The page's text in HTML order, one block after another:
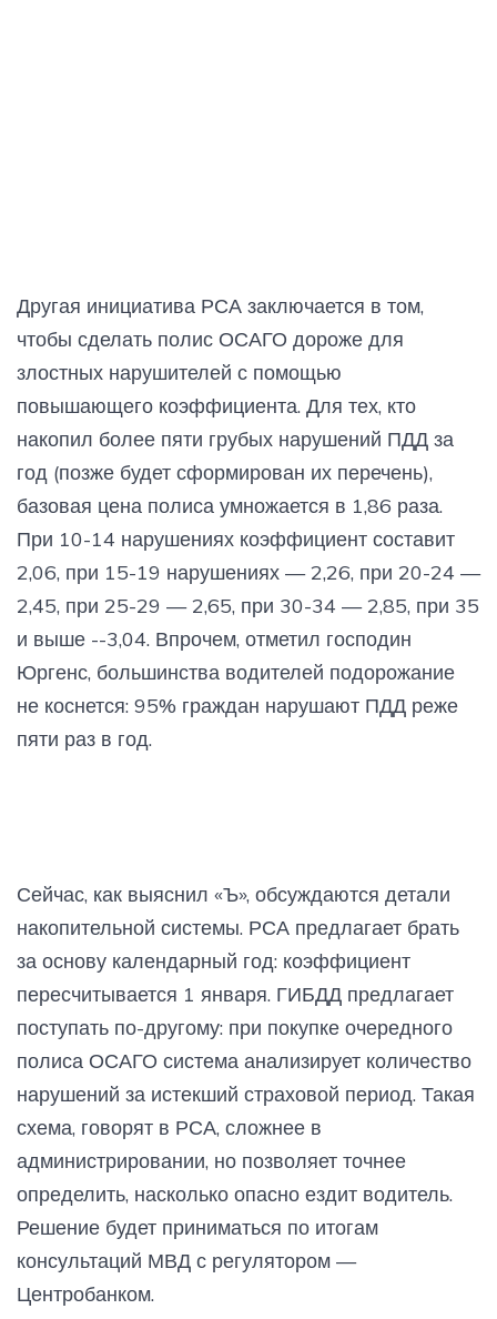
Другая инициатива РСА заключается в том,
чтобы сделать полис ОСАГО дороже для
злостных нарушителей с помощью
повышающего коэффициента. Для тех, кто
накопил более пяти грубых нарушений ПДД за
год (позже будет сформирован их перечень),
базовая цена полиса умножается в 1,86 раза.
При 10-14 нарушениях коэффициент составит
2,06, при 15-19 нарушениях — 2,26, при 20-24 —
2,45, при 25-29 — 2,65, при 30-34 — 2,85, при 35
и выше --3,04. Впрочем, отметил господин
Юргенс, большинства водителей подорожание
не коснется: 95% граждан нарушают ПДД реже
пяти раз в год.
Сейчас, как выяснил «Ъ», обсуждаются детали
накопительной системы. РСА предлагает брать
за основу календарный год: коэффициент
пересчитывается 1 января. ГИБДД предлагает
поступать по-другому: при покупке очередного
полиса ОСАГО система анализирует количество
нарушений за истекший страховой период. Такая
схема, говорят в РСА, сложнее в
администрировании, но позволяет точнее
определить, насколько опасно ездит водитель.
Решение будет приниматься по итогам
консультаций МВД с регулятором —
Центробанком.